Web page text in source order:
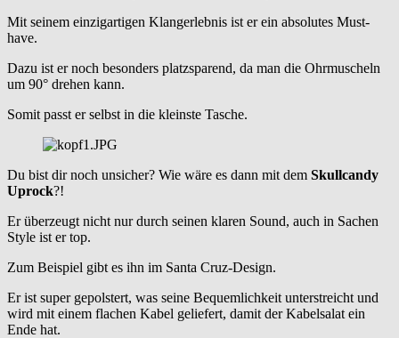
Mit seinem einzigartigen Klangerlebnis ist er ein absolutes Must-
have.
Dazu ist er noch besonders platzsparend, da man die Ohrmuscheln
um 90° drehen kann.
Somit passt er selbst in die kleinste Tasche.
Du bist dir noch unsicher? Wie wäre es dann mit dem Skullcandy
Uprock?!
Er überzeugt nicht nur durch seinen klaren Sound, auch in Sachen
Style ist er top.
Zum Beispiel gibt es ihn im Santa Cruz-Design.
Er ist super gepolstert, was seine Bequemlichkeit unterstreicht und
wird mit einem flachen Kabel geliefert, damit der Kabelsalat ein
Ende hat.